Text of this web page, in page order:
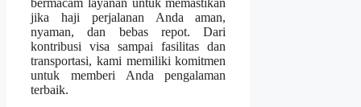
bermacam layanan untuk memastikan
jika haji perjalanan Anda aman,
nyaman, dan bebas repot. Dari
kontribusi visa sampai fasilitas dan
transportasi, kami memiliki komitmen
untuk memberi Anda pengalaman
terbaik.